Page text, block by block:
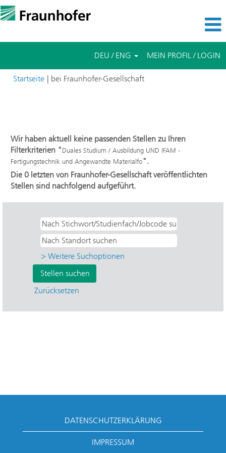
DEU / ENG MEIN PROFIL / LOGIN
Startseite | bei Fraunhofer-Gesellschaft(aktuelle
Wir haben aktuell keine passenden Stellen zu Ihren
Filterkriterien "Duales Studium / Ausbildung UND IFAM -
Fertigungstechnik und Angewandte Materialfo".
Die 0 letzten von Fraunhofer-Gesellschaft veröffentlichten
Stellen sind nachfolgend aufgeführt.
> Weitere Suchoptionen
Zurücksetzen
DATENSCHUTZERKLÄRUNG
IMPRESSUM